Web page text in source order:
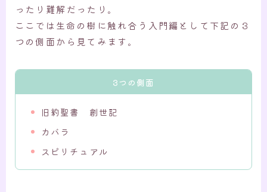
ったり難解だったり。
ここでは生命の樹に触れ合う入門編として下記の３
つの側面から見てみます。
3つの側面
旧約聖書 創世記
カバラ
スピリチュアル